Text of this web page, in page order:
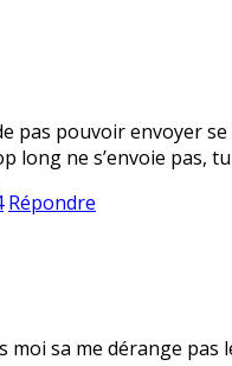
pas pouvoir envoyer se
long ne s’envoie pas,
Répondre
moi sa me dérange